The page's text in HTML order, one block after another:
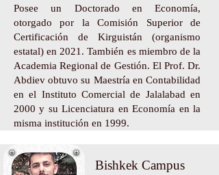
Posee un Doctorado en Economía,
otorgado por la Comisión Superior de
Certificación de Kirguistán (organismo
estatal) en 2021. También es miembro de la
Academia Regional de Gestión. El Prof. Dr.
Abdiev obtuvo su Maestría en Contabilidad
en el Instituto Comercial de Jalalabad en
2000 y su Licenciatura en Economía en la
misma institución en 1999.
Bishkek Campus